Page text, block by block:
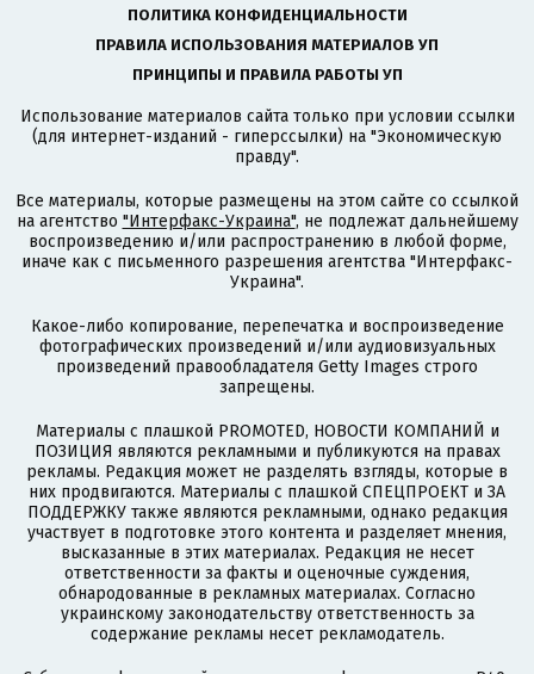
ПОЛИТИКА КОНФИДЕНЦИАЛЬНОСТИ
ПРАВИЛА ИСПОЛЬЗОВАНИЯ МАТЕРИАЛОВ УП
ПРИНЦИПЫ И ПРАВИЛА РАБОТЫ УП
Использование материалов сайта только при условии ссылки
(для интернет-изданий - гиперссылки) на "Экономическую
правду".
Все материалы, которые размещены на этом сайте со ссылкой
на агентство "Интерфакс-Украина", не подлежат дальнейшему
воспроизведению и/или распространению в любой форме,
иначе как с письменного разрешения агентства "Интерфакс-
Украина".
Какое-либо копирование, перепечатка и воспроизведение
фотографических произведений и/или аудиовизуальных
произведений правообладателя Getty Images строго
запрещены.
Материалы с плашкой PROMOTED, НОВОСТИ КОМПАНИЙ и
ПОЗИЦИЯ являются рекламными и публикуются на правах
рекламы. Редакция может не разделять взгляды, которые в
них продвигаются. Материалы с плашкой СПЕЦПРОЕКТ и ЗА
ПОДДЕРЖКУ также являются рекламными, однако редакция
участвует в подготовке этого контента и разделяет мнения,
высказанные в этих материалах. Редакция не несет
ответственности за факты и оценочные суждения,
обнародованные в рекламных материалах. Согласно
украинскому законодательству ответственность за
содержание рекламы несет рекламодатель.